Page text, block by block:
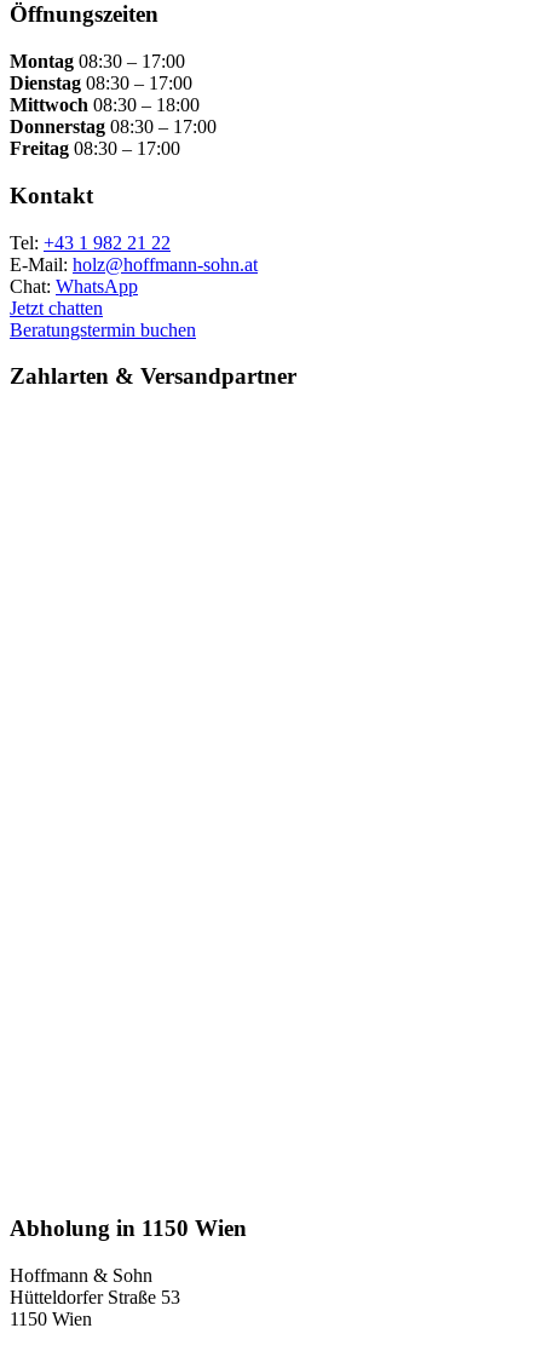
Öffnungszeiten
Montag 08:30 – 17:00
Dienstag 08:30 – 17:00
Mittwoch 08:30 – 18:00
Donnerstag 08:30 – 17:00
Freitag 08:30 – 17:00
Kontakt
Tel: +43 1 982 21 22
E-Mail: holz@hoffmann-sohn.at
Chat: WhatsApp
Jetzt chatten
Beratungstermin buchen
Zahlarten & Versand­partner
Abholung in 1150 Wien
Hoffmann & Sohn
Hütteldorfer Straße 53
1150 Wien